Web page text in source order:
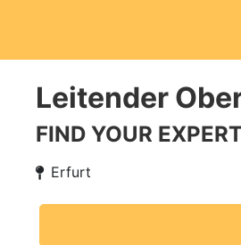
Leitender
FIND YOUR
Erfurt